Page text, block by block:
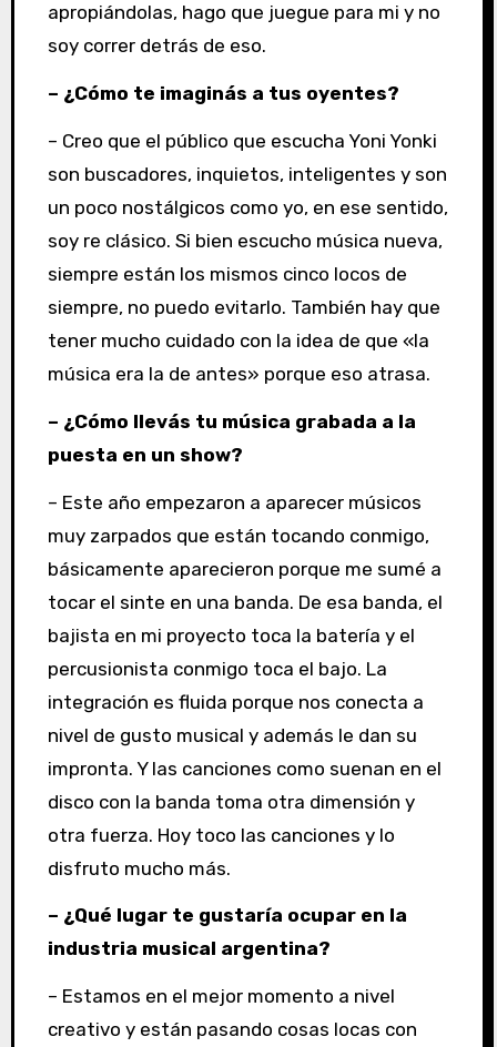
apropiándolas, hago que juegue para mi y no
soy correr detrás de eso.
– ¿Cómo te imaginás a tus oyentes?
– Creo que el público que escucha Yoni Yonki
son buscadores, inquietos, inteligentes y son
un poco nostálgicos como yo, en ese sentido,
soy re clásico. Si bien escucho música nueva,
siempre están los mismos cinco locos de
siempre, no puedo evitarlo. También hay que
tener mucho cuidado con la idea de que «la
música era la de antes» porque eso atrasa.
– ¿Cómo llevás tu música grabada a la
puesta en un show?
– Este año empezaron a aparecer músicos
muy zarpados que están tocando conmigo,
básicamente aparecieron porque me sumé a
tocar el sinte en una banda. De esa banda, el
bajista en mi proyecto toca la batería y el
percusionista conmigo toca el bajo. La
integración es fluida porque nos conecta a
nivel de gusto musical y además le dan su
impronta. Y las canciones como suenan en el
disco con la banda toma otra dimensión y
otra fuerza. Hoy toco las canciones y lo
disfruto mucho más.
– ¿Qué lugar te gustaría ocupar en la
industria musical argentina?
– Estamos en el mejor momento a nivel
creativo y están pasando cosas locas con